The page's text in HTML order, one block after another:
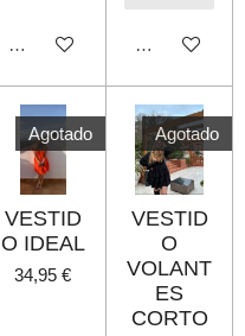
Agotado Agotado
Agotado
VESTID
O IDEAL
34,95 €
Agotado
VESTID
O
VOLANT
ES
CORTO